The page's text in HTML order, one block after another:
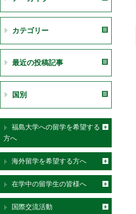
カテゴリー
最近の投稿記事
国別
福島大学への留学を希望する
方へ
海外留学を希望する方へ
在学中の留学生の皆様へ
国際交流活動